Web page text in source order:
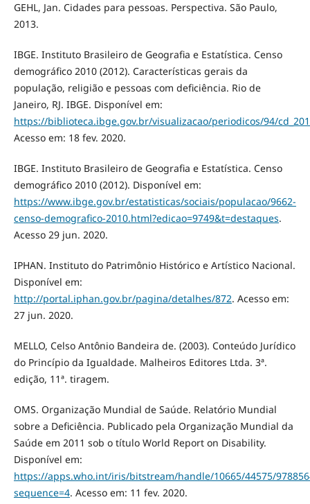
GEHL, Jan. Cidades para pessoas. Perspectiva. São Paulo,
2013.
IBGE. Instituto Brasileiro de Geografia e Estatística. Censo
demográfico 2010 (2012). Características gerais da
população, religião e pessoas com deficiência. Rio de
Janeiro, RJ. IBGE. Disponível em:
https://biblioteca.ibge.gov.br/visualizacao/periodicos/94/
Acesso em: 18 fev. 2020.
IBGE. Instituto Brasileiro de Geografia e Estatística. Censo
demográfico 2010 (2012). Disponível em:
https://www.ibge.gov.br/estatisticas/sociais/populacao/9662-
censo-demografico-2010.html?edicao=9749&t=destaques.
Acesso 29 jun. 2020.
IPHAN. Instituto do Patrimônio Histórico e Artístico Nacional.
Disponível em:
http://portal.iphan.gov.br/pagina/detalhes/872. Acesso em:
27 jun. 2020.
MELLO, Celso Antônio Bandeira de. (2003). Conteúdo Jurídico
do Princípio da Igualdade. Malheiros Editores Ltda. 3ª.
edição, 11ª. tiragem.
OMS. Organização Mundial de Saúde. Relatório Mundial
sobre a Deficiência. Publicado pela Organização Mundial da
Saúde em 2011 sob o título World Report on Disability.
Disponível em:
https://apps.who.int/iris/bitstream/handle/10665/44575/
sequence=4. Acesso em: 11 fev. 2020.